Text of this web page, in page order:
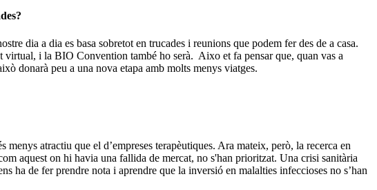
dia a dia es basa sobretot en trucades i reunions que podem fer des de a casa.
virtual, i la BIO Convention també ho serà. Aixo et fa pensar que, quan vas a
donarà peu a una nova etapa amb molts menys viatges.
atractiu que el d’empreses terapèutiques. Ara mateix, però, la recerca en
aquest on hi havia una fallida de mercat, no s'han prioritzat. Una crisi sanitària
ha de fer prendre nota i aprendre que la inversió en malalties infeccioses no s’han